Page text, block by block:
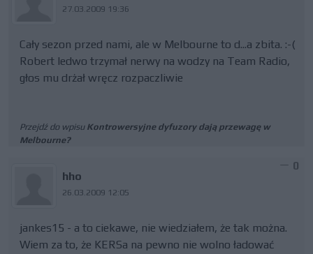
27.03.2009 19:36
Cały sezon przed nami, ale w Melbourne to d...a zbita. :-(
Robert ledwo trzymał nerwy na wodzy na Team Radio,
głos mu drżał wręcz rozpaczliwie
Przejdź do wpisu Kontrowersyjne dyfuzory dają przewagę w
Melbourne?
hho
26.03.2009 12:05
0
jankes15 - a to ciekawe, nie wiedziałem, że tak można.
Wiem za to, że KERSa na pewno nie wolno ładować